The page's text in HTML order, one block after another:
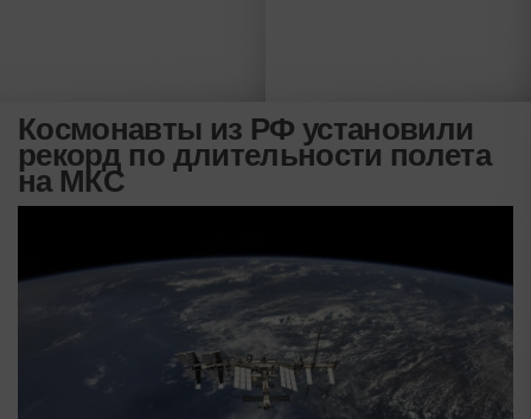
Космонавты из РФ установили
рекорд по длительности полета
на МКС